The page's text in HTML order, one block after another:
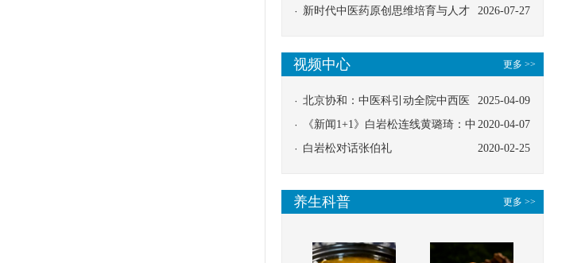
2026-07-27
新时代中医药原创思维培育与人才
更多 >>
视频中心
2025-04-09
北京协和：中医科引动全院中西医
协同
2020-04-07
《新闻1+1》白岩松连线黄璐琦：中
医救治的临床效果
2020-02-25
白岩松对话张伯礼
更多 >>
养生科普